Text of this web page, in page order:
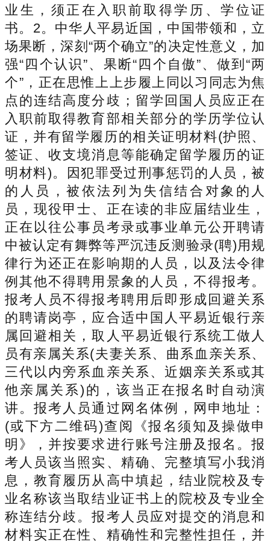
业生，须正在入职前取得学历、学位证
书。2。中华人平易近国，中国带领和，立
场果断，深刻“两个确立”的决定性意义，加
强“四个认识”、果断“四个自傲”、做到“两
个”，正在思惟上上步履上同以习同志为焦
点的连结高度分歧；留学回国人员应正在
入职前取得教育部相关部分的学历学位认
证，并有留学履历的相关证明材料(护照、
签证、收支境消息等能确定留学履历的证
明材料)。因犯罪受过刑事惩罚的人员，被
的人员，被依法列为失信结合对象的人
员，现役甲士、正在读的非应届结业生，
正在以往公事员考录或事业单元公开聘请
中被认定有舞弊等严沉违反测验录(聘)用规
律行为还正在影响期的人员，以及法令律
例其他不得聘用景象的人员，不得报考。
报考人员不得报考聘用后即形成回避关系
的聘请岗亭，应合适中国人平易近银行亲
属回避相关，取人平易近银行系统工做人
员有亲属关系(夫妻关系、曲系血亲关系、
三代以内旁系血亲关系、近姻亲关系或其
他亲属关系)的，该当正在报名时自动演
讲。报考人员通过网名体例，网申地址：
(或下方二维码)查阅《报名须知及操做申
明》，并按要求进行账号注册及报名。报
考人员该当照实、精确、完整填写小我消
息，教育履历从高中填起，结业院校及专
业名称该当取结业证书上的院校及专业全
称连结分歧。报考人员应对提交的消息和
材料实正在性、精确性和完整性担任，并